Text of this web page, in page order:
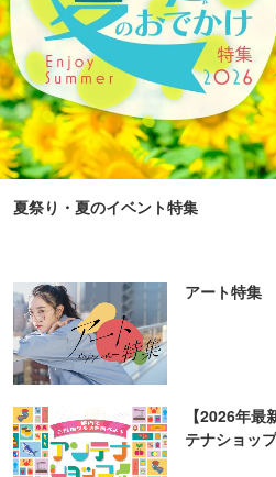
夏祭り・夏のイベント特集
アート特集
【2026年
テナショップ